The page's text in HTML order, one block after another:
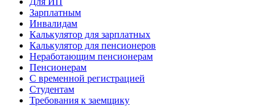
Зарплатным
Инвалидам
Калькулятор для зарплатных
Калькулятор для пенсионеров
Неработающим пенсионерам
Пенсионерам
С временной регистрацией
Студентам
Требования к заемщику